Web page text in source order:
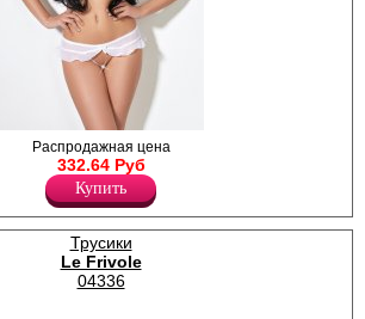
Завлекающие трусики с
открытым доступом и
нежной юбочкой.
Лайкра 9%
Полиамид 91%
Распродажная цена
332.64 Руб
Купить
Трусики
Le Frivole
04336